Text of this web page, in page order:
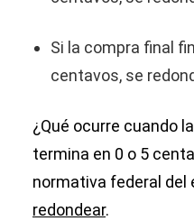
Si la compra final
centavos, se
¿Qué ocurre cuando
termina en 0 o 5
normativa federal del
redondear.